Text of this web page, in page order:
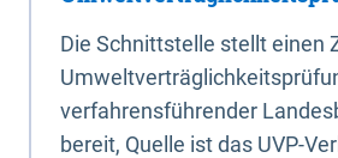
Die Schnittstelle stellt einen
verfahrensführender
bereit, Quelle ist das UVP-